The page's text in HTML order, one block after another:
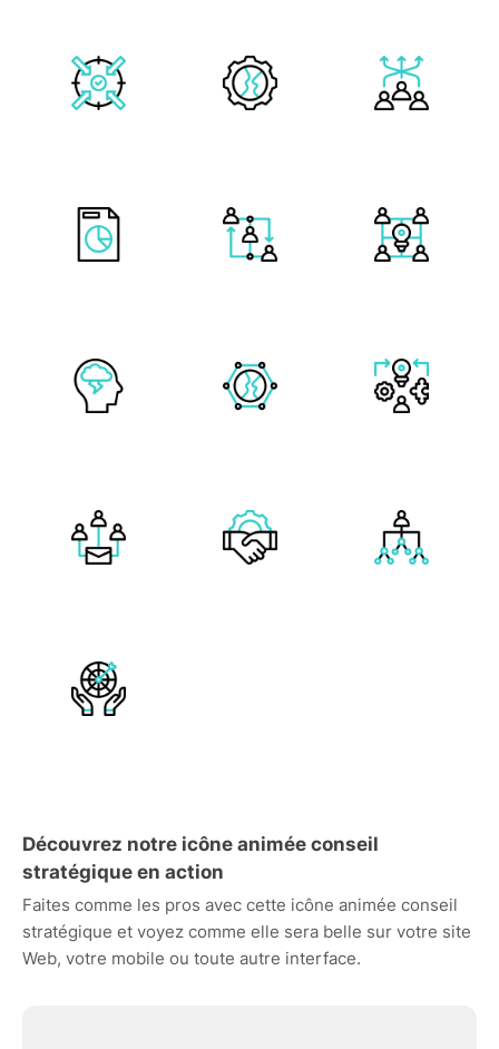
Découvrez notre icône animée conseil
stratégique en action
Faites comme les pros avec cette icône animée conseil
stratégique et voyez comme elle sera belle sur votre site
Web, votre mobile ou toute autre interface.